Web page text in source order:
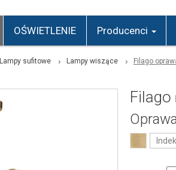
OŚWIETLENIE Producenci
Lampy sufitowe Lampy wiszące Filago
Filago